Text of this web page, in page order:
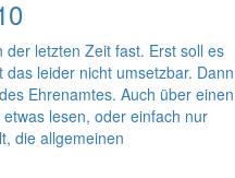
letzten Zeit fast. Erst soll es
leider nicht umsetzbar. Dann
Ehrenamtes. Auch über einen
lesen, oder einfach nur
die allgemeinen